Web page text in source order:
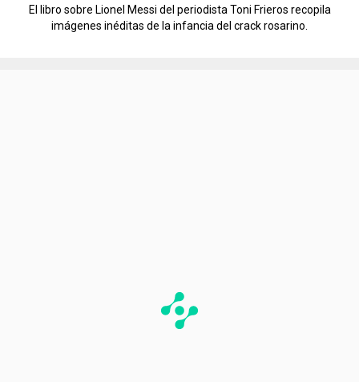
El libro sobre Lionel Messi del periodista Toni Frieros recopila
imágenes inéditas de la infancia del crack rosarino.